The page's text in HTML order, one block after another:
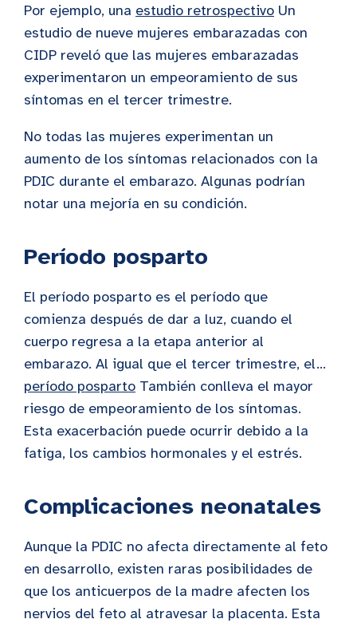
Por ejemplo, una estudio retrospectivo Un
estudio de nueve mujeres embarazadas con
CIDP reveló que las mujeres embarazadas
experimentaron un empeoramiento de sus
síntomas en el tercer trimestre.
No todas las mujeres experimentan un
aumento de los síntomas relacionados con la
PDIC durante el embarazo. Algunas podrían
notar una mejoría en su condición.
Período posparto
El período posparto es el período que
comienza después de dar a luz, cuando el
cuerpo regresa a la etapa anterior al
embarazo. Al igual que el tercer trimestre, el...
período posparto También conlleva el mayor
riesgo de empeoramiento de los síntomas.
Esta exacerbación puede ocurrir debido a la
fatiga, los cambios hormonales y el estrés.
Complicaciones neonatales
Aunque la PDIC no afecta directamente al feto
en desarrollo, existen raras posibilidades de
que los anticuerpos de la madre afecten los
nervios del feto al atravesar la placenta. Esta